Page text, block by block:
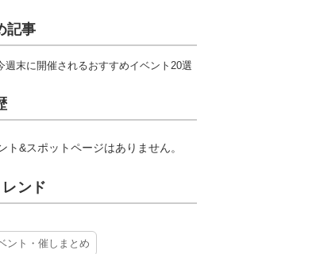
記事
週末に開催されるおすすめイベント20選
ト&スポットページはありません。
ンド
ント・催しまとめ